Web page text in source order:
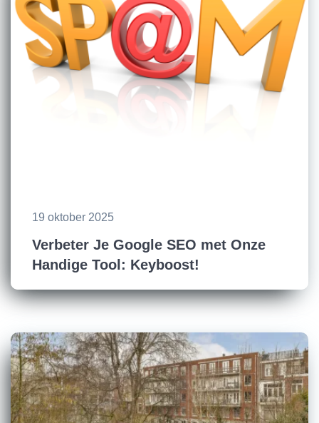
19 oktober 2025
Verbeter Je Google SEO met Onze
Handige Tool: Keyboost!